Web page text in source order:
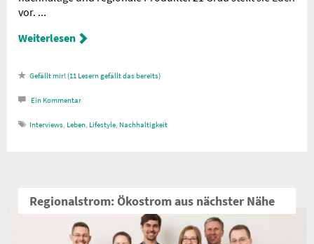
vor. ...
Weiterlesen
11 Lesern gefällt das
Ein Kommentar
Interviews, Leben, Lifestyle, Nachhaltigkeit
Regionalstrom: Ökostrom aus nächster Nähe